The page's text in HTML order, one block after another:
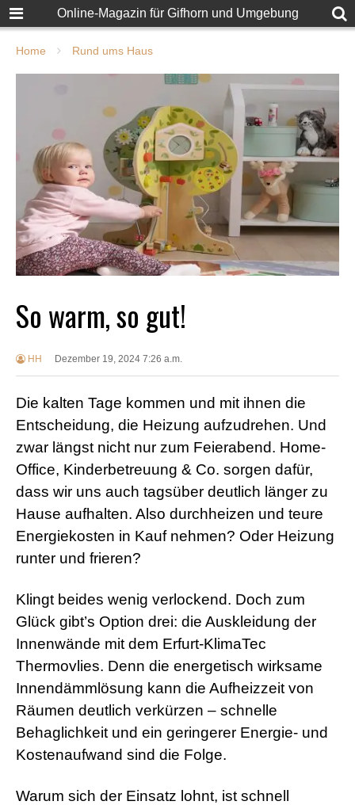
Online-Magazin für Gifhorn und Umgebung
Home Rund ums Haus
So warm, so gut!
HH Dezember 19, 2024 7:26 a.m.
Die kalten Tage kommen und mit ihnen die
Entscheidung, die Heizung aufzudrehen. Und
zwar längst nicht nur zum Feierabend. Home-
Office, Kinderbetreuung & Co. sorgen dafür,
dass wir uns auch tagsüber deutlich länger zu
Hause aufhalten. Also durchheizen und teure
Energiekosten in Kauf nehmen? Oder Heizung
runter und frieren?
Klingt beides wenig verlockend. Doch zum
Glück gibt’s Option drei: die Auskleidung der
Innenwände mit dem Erfurt-KlimaTec
Thermovlies. Denn die energetisch wirksame
Innendämmlösung kann die Aufheizzeit von
Räumen deutlich verkürzen – schnelle
Behaglichkeit und ein geringerer Energie- und
Kostenaufwand sind die Folge.
Warum sich der Einsatz lohnt, ist schnell